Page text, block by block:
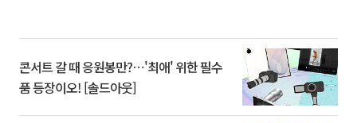
콘서트 갈 때 응원봉만?⋯'최애' 위한 필수
품 등장이오! [솔드아웃]